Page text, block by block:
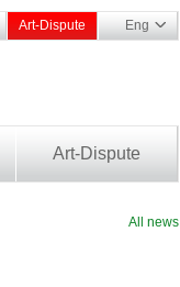
Art-Dispute Eng
Art-Dispute
All news